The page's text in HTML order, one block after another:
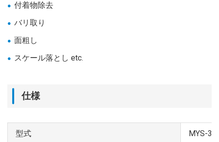
付着物除去
バリ取り
面粗し
スケール落とし etc.
仕様
型式 MYS-